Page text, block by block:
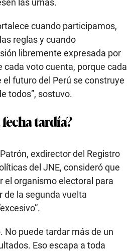
las urnas.
cuando participamos,
reglas y cuando
libremente expresada por
cada voto cuenta, porque cada
futuro del Perú se construye
todos”, sostuvo.
fecha tardía?
exdirector del Registro
del JNE, consideró que
el organismo electoral para
de la segunda vuelta
No puede tardar más de un
Eso escapa a toda